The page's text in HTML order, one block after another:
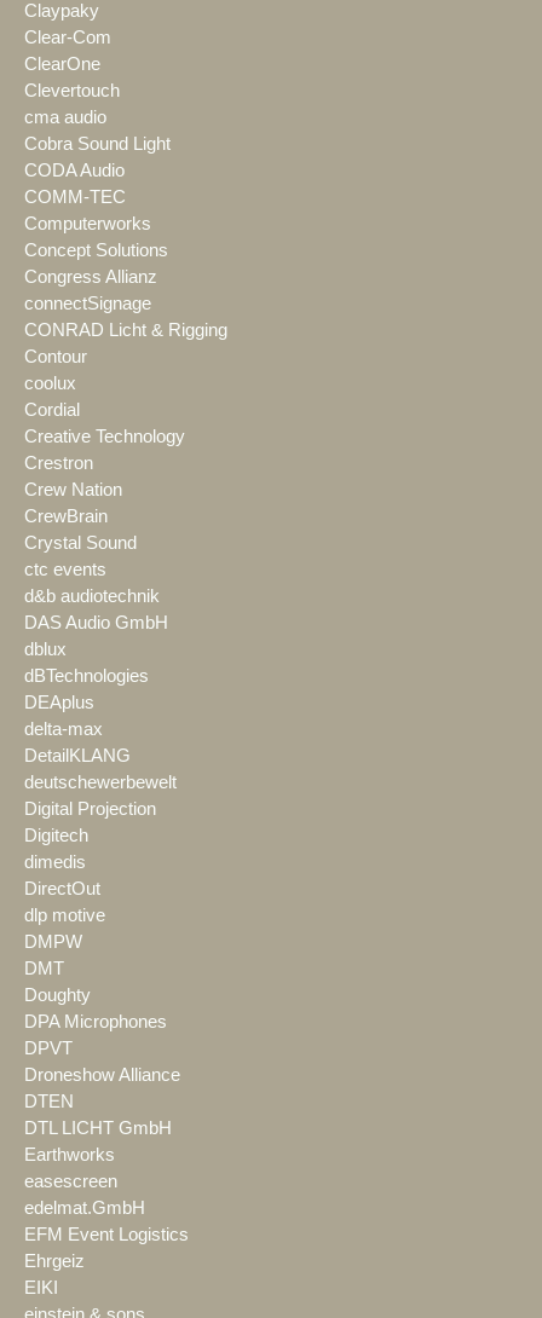
Claypaky
Clear-Com
ClearOne
Clevertouch
cma audio
Cobra Sound Light
CODA Audio
COMM-TEC
Computerworks
Concept Solutions
Congress Allianz
connectSignage
CONRAD Licht & Rigging
Contour
coolux
Cordial
Creative Technology
Crestron
Crew Nation
CrewBrain
Crystal Sound
ctc events
d&b audiotechnik
DAS Audio GmbH
dblux
dBTechnologies
DEAplus
delta-max
DetailKLANG
deutschewerbewelt
Digital Projection
Digitech
dimedis
DirectOut
dlp motive
DMPW
DMT
Doughty
DPA Microphones
DPVT
Droneshow Alliance
DTEN
DTL LICHT GmbH
Earthworks
easescreen
edelmat.GmbH
EFM Event Logistics
Ehrgeiz
EIKI